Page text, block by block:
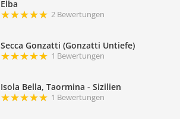
Elba
2 Bewertungen
Secca Gonzatti (Gonzatti Untiefe)
1 Bewertungen
Isola Bella, Taormina - Sizilien
1 Bewertungen